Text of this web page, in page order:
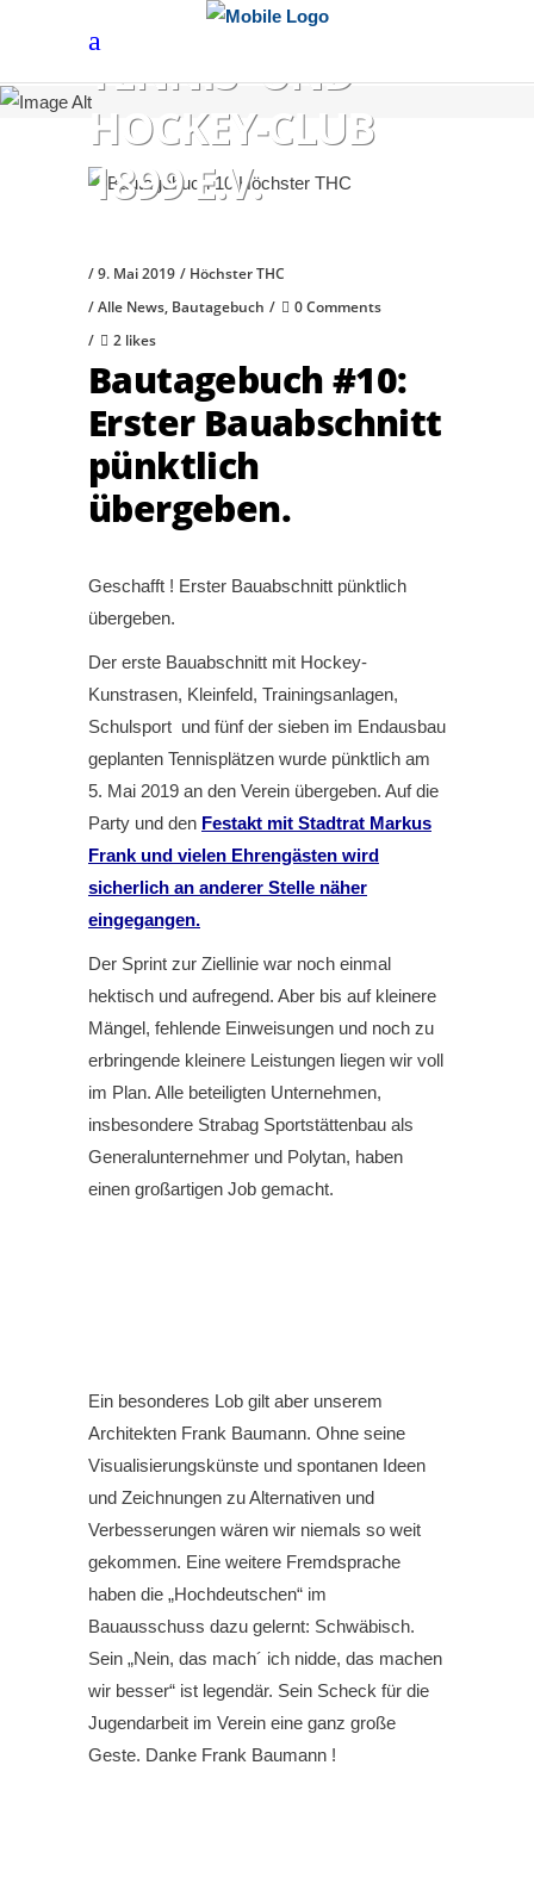
HÖCHSTER
TENNIS- UND
HOCKEY-CLUB
1899 E.V.
9. Mai 2019
Höchster THC
Alle News, Bautagebuch
0 Comments
2 likes
Bautagebuch #10:
Erster Bauabschnitt
pünktlich
übergeben.
Geschafft ! Erster Bauabschnitt pünktlich
übergeben.
Der erste Bauabschnitt mit Hockey-
Kunstrasen, Kleinfeld, Trainingsanlagen,
Schulsport und fünf der sieben im Endausbau
geplanten Tennisplätzen wurde pünktlich am
5. Mai 2019 an den Verein übergeben. Auf die
Party und den Festakt mit Stadtrat Markus
Frank und vielen Ehrengästen wird
sicherlich an anderer Stelle näher
eingegangen.
Der Sprint zur Ziellinie war noch einmal
hektisch und aufregend. Aber bis auf kleinere
Mängel, fehlende Einweisungen und noch zu
erbringende kleinere Leistungen liegen wir voll
im Plan. Alle beteiligten Unternehmen,
insbesondere Strabag Sportstättenbau als
Generalunternehmer und Polytan, haben
einen großartigen Job gemacht.
Ein besonderes Lob gilt aber unserem
Architekten Frank Baumann. Ohne seine
Visualisierungskünste und spontanen Ideen
und Zeichnungen zu Alternativen und
Verbesserungen wären wir niemals so weit
gekommen. Eine weitere Fremdsprache
haben die „Hochdeutschen“ im
Bauausschuss dazu gelernt: Schwäbisch.
Sein „Nein, das mach´ ich nidde, das machen
wir besser“ ist legendär. Sein Scheck für die
Jugendarbeit im Verein eine ganz große
Geste. Danke Frank Baumann !